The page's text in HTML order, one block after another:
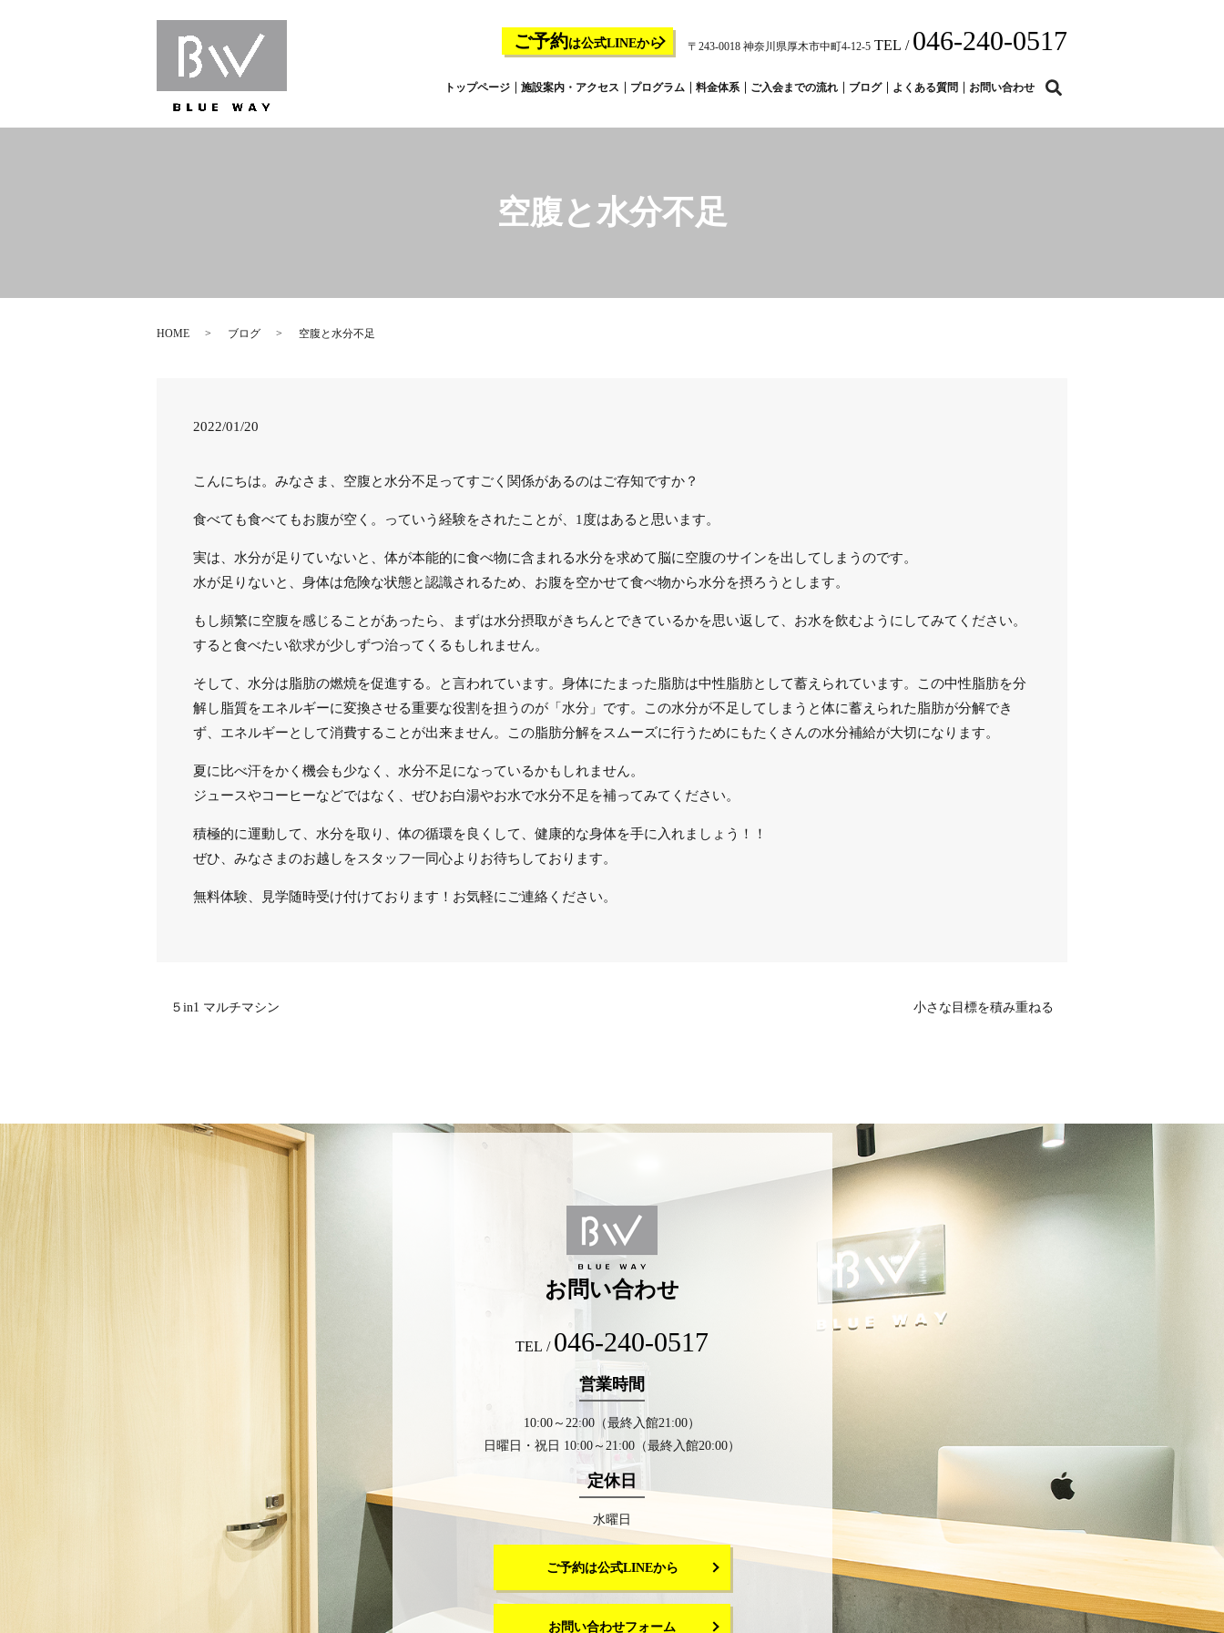
トップページ 施設案内・アクセス プログラム 料金体系 ご入会までの流れ ブログ よくある質問 お問い合わせ
ご予約は公式LINEから 〒243-0018 神奈川県厚木市中町4-12-5 TEL / 046-240-0517
空腹と水分不足
HOME ブログ 空腹と水分不足
2022/01/20
こんにちは。みなさま、空腹と水分不足ってすごく関係があるのはご存知ですか？
食べても食べてもお腹が空く。っていう経験をされたことが、1度はあると思います。
実は、水分が足りていないと、体が本能的に食べ物に含まれる水分を求めて脳に空腹のサインを出してしまうのです。
水が足りないと、身体は危険な状態と認識されるため、お腹を空かせて食べ物から水分を摂ろうとします。
もし頻繁に空腹を感じることがあったら、まずは水分摂取がきちんとできているかを思い返して、お水を飲むようにしてみてください。
すると食べたい欲求が少しずつ治ってくるもしれません。
そして、水分は脂肪の燃焼を促進する。と言われています。身体にたまった脂肪は中性脂肪として蓄えられています。この中性脂肪を分
解し脂質をエネルギーに変換させる重要な役割を担うのが「水分」です。この水分が不足してしまうと体に蓄えられた脂肪が分解でき
ず、エネルギーとして消費することが出来ません。この脂肪分解をスムーズに行うためにもたくさんの水分補給が大切になります。
夏に比べ汗をかく機会も少なく、水分不足になっているかもしれません。
ジュースやコーヒーなどではなく、ぜひお白湯やお水で水分不足を補ってみてください。
積極的に運動して、水分を取り、体の循環を良くして、健康的な身体を手に入れましょう！！
ぜひ、みなさまのお越しをスタッフ一同心よりお待ちしております。
無料体験、見学随時受け付けております！お気軽にご連絡ください。
５in1 マルチマシン 小さな目標を積み重ねる
お問い合わせ
TEL / 046-240-0517
営業時間
10:00～22:00（最終入館21:00）
日曜日・祝日 10:00～21:00（最終入館20:00）
定休日
水曜日
ご予約は公式LINEから
お問い合わせフォーム